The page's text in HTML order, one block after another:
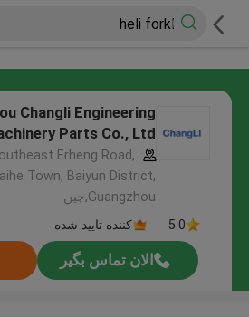
Changli Engineering
Parts Co., Ltd.
Erheng Road,
Town, Baiyun District,
Guangzhou,چین
5.0
کننده تایید شده
الان تماس بگیر